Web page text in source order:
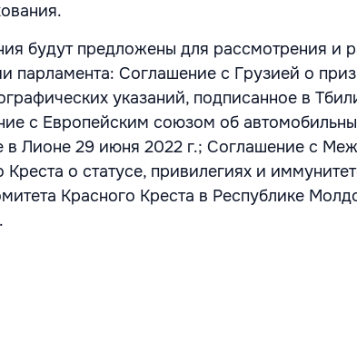
будут предложены для рассмотрения и
парламента: Соглашение с Грузией о
указаний, подписанное в
с Европейским союзом об
в Лионе 29 июня 2022 г.; Соглашение с
о статусе, привилегиях и
Красного Креста в Республике